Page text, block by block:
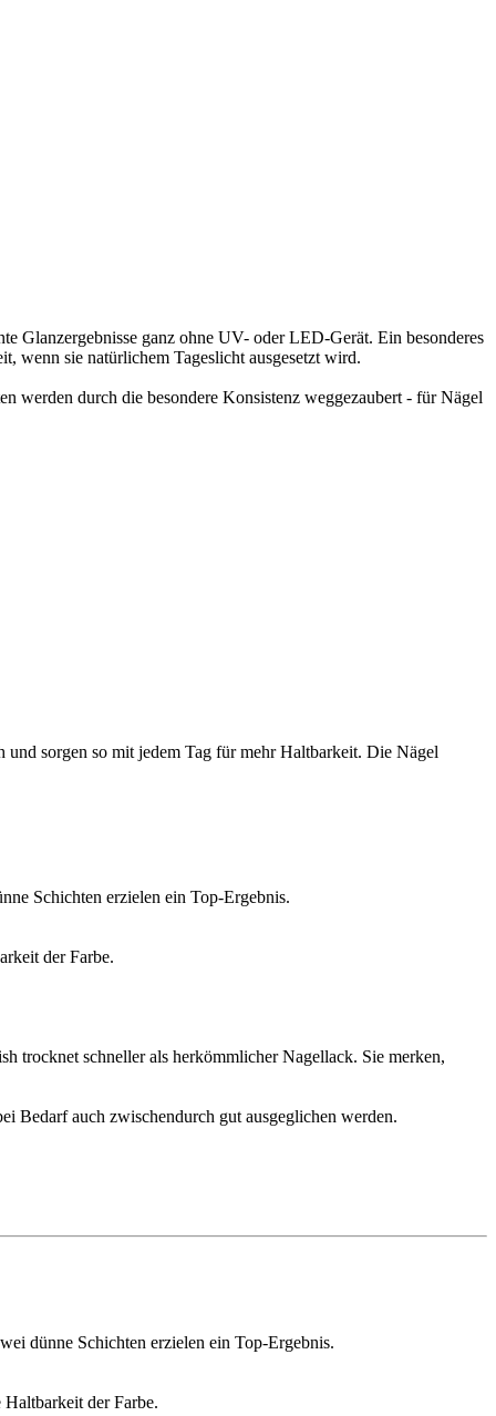
Glanzergebnisse ganz ohne UV- oder LED-Gerät. Ein besonderes
wenn sie natürlichem Tageslicht ausgesetzt wird.
werden durch die besondere Konsistenz weggezaubert - für Nägel
sorgen so mit jedem Tag für mehr Haltbarkeit. Die Nägel
Schichten erzielen ein Top-Ergebnis.
der Farbe.
schneller als herkömmlicher Nagellack. Sie merken,
Bedarf auch zwischendurch gut ausgeglichen werden.
dünne Schichten erzielen ein Top-Ergebnis.
der Farbe.